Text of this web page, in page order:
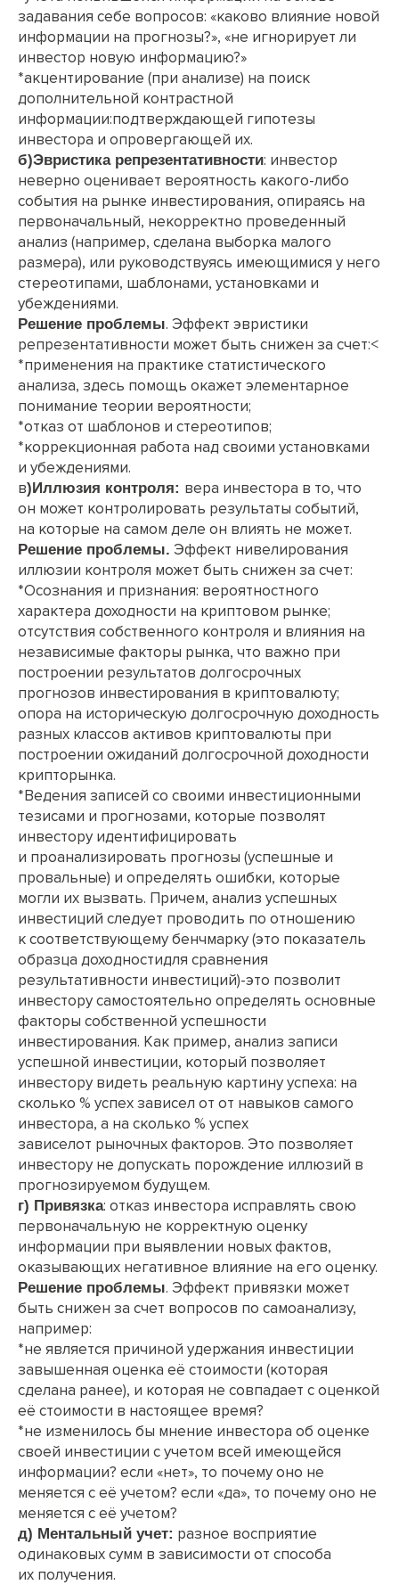
задавания себе вопросов: «каково влияние новой
информации на прогнозы?», «не игнорирует ли
инвестор новую информацию?»
*акцентирование (при анализе) на поиск
дополнительной контрастной
информации:подтверждающей гипотезы
инвестора и опровергающей их.
б)Эвристика репрезентативности: инвестор
неверно оценивает вероятность какого-либо
события на рынке инвестирования, опираясь на
первоначальный, некорректно проведенный
анализ (например, сделана выборка малого
размера), или руководствуясь имеющимися у него
стереотипами, шаблонами, установками и
убеждениями.
Решение проблемы. Эффект эвристики
репрезентативности может быть снижен за счет:<
*применения на практике статистического
анализа, здесь помощь окажет элементарное
понимание теории вероятности;
*отказ от шаблонов и стереотипов;
*коррекционная работа над своими установками
и убеждениями.
в)Иллюзия контроля: вера инвестора в то, что
он может контролировать результаты событий,
на которые на самом деле он влиять не может.
Решение проблемы. Эффект нивелирования
иллюзии контроля может быть снижен за счет:
*Осознания и признания: вероятностного
характера доходности на криптовом рынке;
отсутствия собственного контроля и влияния на
независимые факторы рынка, что важно при
построении результатов долгосрочных
прогнозов инвестирования в криптовалюту;
опора на историческую долгосрочную доходность
разных классов активов криптовалюты при
построении ожиданий долгосрочной доходности
крипторынка.
*Ведения записей со своими инвестиционными
тезисами и прогнозами, которые позволят
инвестору идентифицировать
и проанализировать прогнозы (успешные и
провальные) и определять ошибки, которые
могли их вызвать. Причем, анализ успешных
инвестиций следует проводить по отношению
к соответствующему бенчмарку (это показатель
образца доходностидля сравнения
результативности инвестиций)-это позволит
инвестору самостоятельно определять основные
факторы собственной успешности
инвестирования. Как пример, анализ записи
успешной инвестиции, который позволяет
инвестору видеть реальную картину успеха: на
сколько % успех зависел от от навыков самого
инвестора, а на сколько % успех
зависелот рыночных факторов. Это позволяет
инвестору не допускать порождение иллюзий в
прогнозируемом будущем.
г) Привязка: отказ инвестора исправлять свою
первоначальную не корректную оценку
информации при выявлении новых фактов,
оказывающих негативное влияние на его оценку.
Решение проблемы. Эффект привязки может
быть снижен за счет вопросов по самоанализу,
например:
*не является причиной удержания инвестиции
завышенная оценка её стоимости (которая
сделана ранее), и которая не совпадает с оценкой
её стоимости в настоящее время?
*не изменилось бы мнение инвестора об оценке
своей инвестиции с учетом всей имеющейся
информации? если «нет», то почему оно не
меняется с её учетом? если «да», то почему оно не
меняется с её учетом?
д) Ментальный учет: разное восприятие
одинаковых сумм в зависимости от способа
их получения.